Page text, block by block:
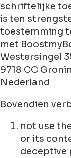
schriftelijke
is ten
toestemming
met
Westersingel
9718 CC
Nederland
Bovendien
not use
or its
deceptive